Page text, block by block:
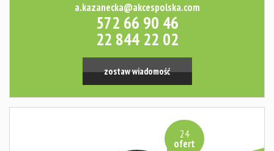
a.kazanecka@akcespolska.com
572 66 90 46
22 844 22 02
zostaw wiadomość
24
ofert